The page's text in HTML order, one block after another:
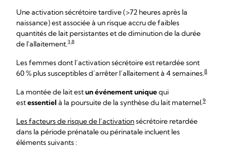
Une activation sécrétoire tardive ( >72 heures après la
naissance ) est associée à un risque accru de faibles
quantités de lait persistantes et de diminution de la durée
de l'allaitement.3,8
Les femmes dont l’activation sécrétoire est retardée sont
60 % plus susceptibles d’arrêter l’allaitement à 4 semaines.8
La montée de lait estun événement uniquequi
estessentiel à la poursuite de la synthèse du lait maternel.9
Les facteurs de risque de l’activationsécrétoire retardée
dans la période prénatale ou périnatale incluent les
éléments suivants :